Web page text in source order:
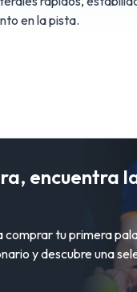
en la pista.
encuentra
comprar tu primera
y descubre una